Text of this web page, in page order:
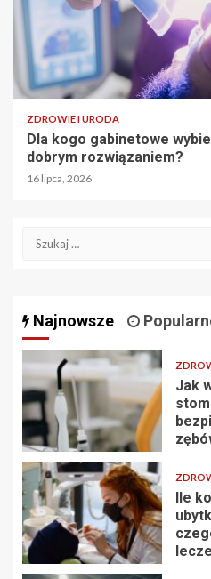
ZDROWIE I URODA
Dla kogo gabinetowe
dobrym rozwiązaniem?
16 lipca, 2026
Szukaj:
Najnowsze
Jak
Ile